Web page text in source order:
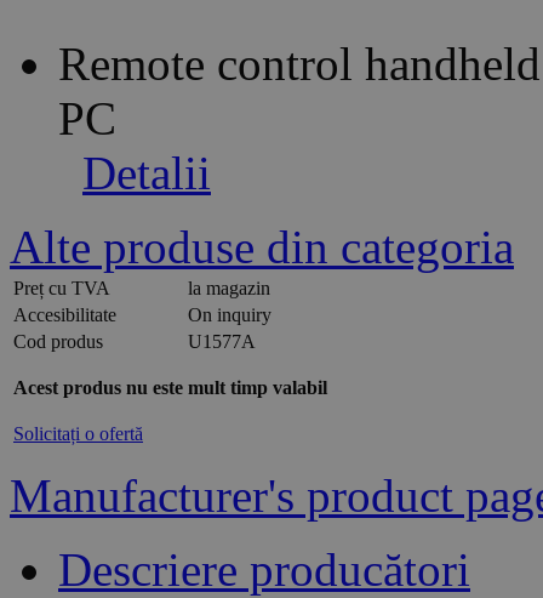
Remote control
PC
Detalii
Alte produse din categoria
Preț cu TVA
la magazin
Accesibilitate
On inquiry
Cod produs
U1577A
Acest produs nu este mult timp valabil
Solicitați o ofertă
Manufacturer's product
Descriere producători